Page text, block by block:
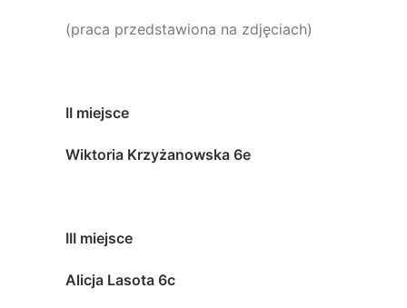
(praca przedstawiona na zdjęciach)
II miejsce
Wiktoria Krzyżanowska 6e
III miejsce
Alicja Lasota 6c